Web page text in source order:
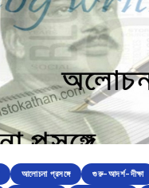
আলোচনা প্রসঙ্গে
গুরু-আদর্শ-দীক্ষা